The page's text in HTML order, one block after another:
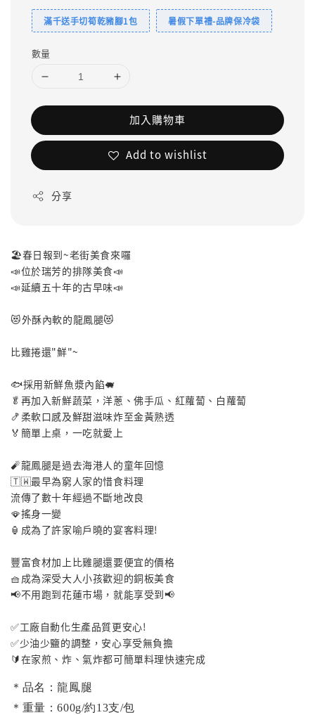
滿千送手切筍乾豬腳1包 暑假下單禮-品牌保冷袋
數量
加入購物車
Add to wishlist
分享
🏖️春日報到~老街美食來囉
📣位於瑞芳的排隊美食📣
📣延續五十年的古早味📣
😻外酥內軟的龍鳳腿😻
比雞捲還"鮮"~
🐟採用新鮮魚漿內餡🐖
🥬再加入新鮮蔬菜，洋蔥、佛手瓜、紅蘿蔔、白蘿蔔
🍤柔軟口感及鮮甜滋味炸至金黃熟透
🏅簡單上桌，一吃就愛上
🧨龍鳳腿是過去海港人的童年回憶
🇹🇼最早為窮人家的惜食料理
流傳了數十年經過不斷地改良
🪭搖身一變
🏮成為了許家喻戶曉的宴客料理!
豐富食材加上比雞腿還要便宜的價格
🧺成為深受大人小孩歡迎的銅板美食
📢不用跑到花蓮市場，就能享受到📢
✅工廠自動化生產品質更安心!
✅少油少鹽的調整，安心享受無負擔
🔰在家煎、炸、氣炸都可簡單料理快速完成
＊品名：龍鳳腿
＊重量：600g/約13支/包